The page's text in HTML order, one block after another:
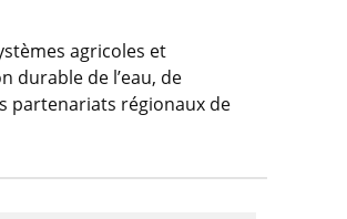
agricoles et
durable de l’eau, de
partenariats régionaux de